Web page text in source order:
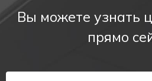
при эвакуации, направления
различных информационных
аварийный светильник.
Вы можете узнать
прямо